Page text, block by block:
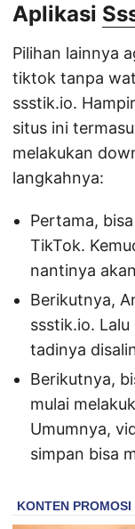
Aplikasi
Pilihan lainnya
tiktok tanpa
ssstik.io.
situs ini
melakukan
langkahnya:
Pertama,
TikTok.
nantinya
Berikutnya,
ssstik.io.
tadinya
Berikutnya,
mulai
Umumnya,
simpan bisa